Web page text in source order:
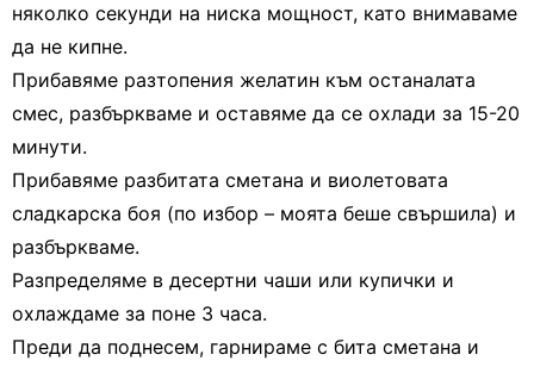
няколко секунди на ниска мощност, като внимаваме
да не кипне.
Прибавяме разтопения желатин към останалата
смес, разбъркваме и оставяме да се охлади за 15-20
минути.
Прибавяме разбитата сметана и виолетовата
сладкарска боя (по избор – моята беше свършила) и
разбъркваме.
Разпределяме в десертни чаши или купички и
охлаждаме за поне 3 часа.
Преди да поднесем, гарнираме с бита сметана и